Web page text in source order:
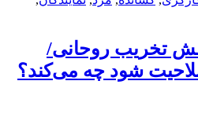
تخریب روحانی/
شود چه می‌کند؟